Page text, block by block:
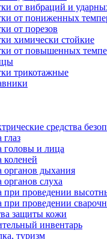
от вибраций и
от пониженных
от порезов
химически стойкие
от повышенных
трикотажные
средства
головы и лица
коленей
органов дыхания
органов слуха
при проведении
при проведении
защиты кожи
инвентарь
туризм